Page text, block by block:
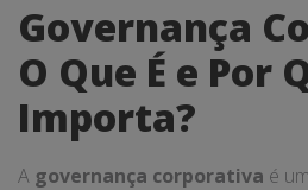
Governança
O Que É e Por
Importa?
A governança corporativa é